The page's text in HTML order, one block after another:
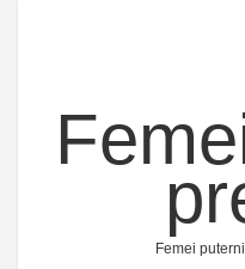
Femei